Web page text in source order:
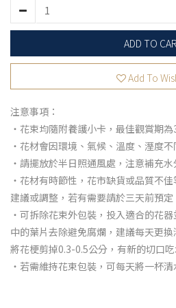
ADD TO
Add To
注意事項：
・花束均隨附養護小卡，最佳觀賞期
・花材會因環境、氣候、溫度、溼度
・請擺放於半日照通風處，注意補充水
・花材有時節性，花市缺貨或品質不
建議或調整，若有需要請於三天前預定
・可拆除花束外包裝，投入適合的花
中的葉片去除避免腐爛，建議每天更
將花梗剪掉0.3-0.5公分，有新的切口
・若需維持花束包裝，可每天將一杯